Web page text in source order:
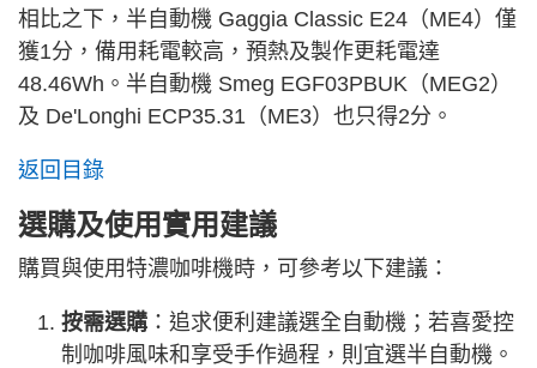
相比之下，半自動機 Gaggia Classic E24（ME4）僅
獲1分，備用耗電較高，預熱及製作更耗電達
48.46Wh。半自動機 Smeg EGF03PBUK（MEG2）
及 De'Longhi ECP35.31（ME3）也只得2分。
返回目錄
選購及使用實用建議
購買與使用特濃咖啡機時，可參考以下建議：
按需選購 ：追求便利建議選全自動機；若喜愛控
制咖啡風味和享受手作過程，則宜選半自動機。